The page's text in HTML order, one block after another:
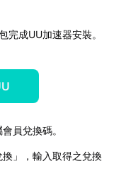
完成UU加速器安裝。
員兌換碼。
」，輸入取得之兌換